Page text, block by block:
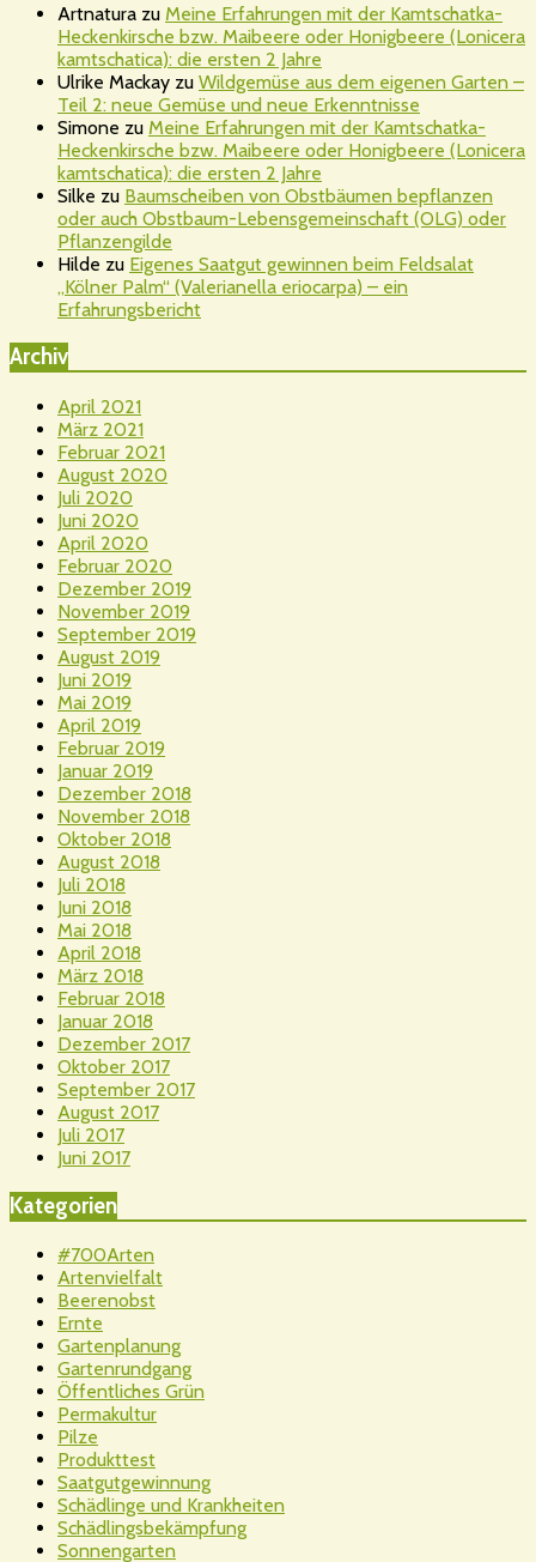
Artnatura zu Meine Erfahrungen mit der Kamtschatka-
Heckenkirsche bzw. Maibeere oder Honigbeere (Lonicera
kamtschatica): die ersten 2 Jahre
Ulrike Mackay zu Wildgemüse aus dem eigenen Garten –
Teil 2: neue Gemüse und neue Erkenntnisse
Simone zu Meine Erfahrungen mit der Kamtschatka-
Heckenkirsche bzw. Maibeere oder Honigbeere (Lonicera
kamtschatica): die ersten 2 Jahre
Silke zu Baumscheiben von Obstbäumen bepflanzen
oder auch Obstbaum-Lebensgemeinschaft (OLG) oder
Pflanzengilde
Hilde zu Eigenes Saatgut gewinnen beim Feldsalat
„Kölner Palm“ (Valerianella eriocarpa) – ein
Erfahrungsbericht
Archiv
April 2021
März 2021
Februar 2021
August 2020
Juli 2020
Juni 2020
April 2020
Februar 2020
Dezember 2019
November 2019
September 2019
August 2019
Juni 2019
Mai 2019
April 2019
Februar 2019
Januar 2019
Dezember 2018
November 2018
Oktober 2018
August 2018
Juli 2018
Juni 2018
Mai 2018
April 2018
März 2018
Februar 2018
Januar 2018
Dezember 2017
Oktober 2017
September 2017
August 2017
Juli 2017
Juni 2017
Kategorien
#700Arten
Artenvielfalt
Beerenobst
Ernte
Gartenplanung
Gartenrundgang
Öffentliches Grün
Permakultur
Pilze
Produkttest
Saatgutgewinnung
Schädlinge und Krankheiten
Schädlingsbekämpfung
Sonnengarten